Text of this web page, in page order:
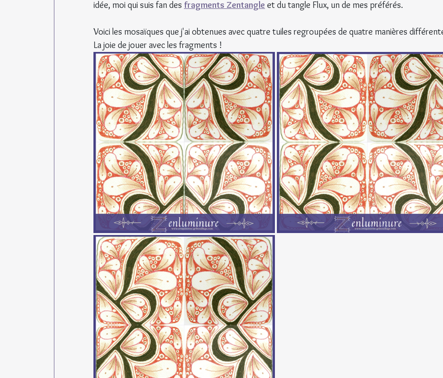
idée, moi qui suis fan des fragments Zentangle et du tangle Flux, un de mes préférés.
Voici les mosaïques que j'ai obtenues avec quatre tuiles regroupées de quatre manières
La joie de jouer avec les fragments !